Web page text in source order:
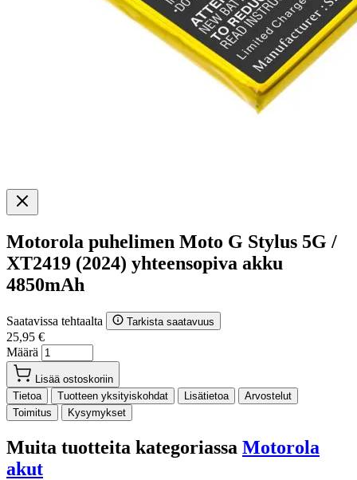
Motorola puhelimen Moto G Stylus 5G /
XT2419 (2024) yhteensopiva akku
4850mAh
Saatavissa tehtaalta Tarkista saatavuus
25,95 €
Määrä
Lisää ostoskoriin
Tietoa
Tuotteen yksityiskohdat Lisätietoa
Arvostelut
Toimitus
Kysymykset
Muita tuotteita kategoriassa Motorola
akut